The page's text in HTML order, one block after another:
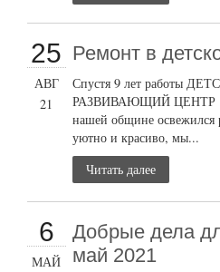
25
АВГ
21
Ремонт в
Спустя 9 лет работы
РАЗВИВАЮЩИЙ
нашей общине
уютно и красиво, мы...
Читать далее
6
МАЙ
Добрые дела
май 2021